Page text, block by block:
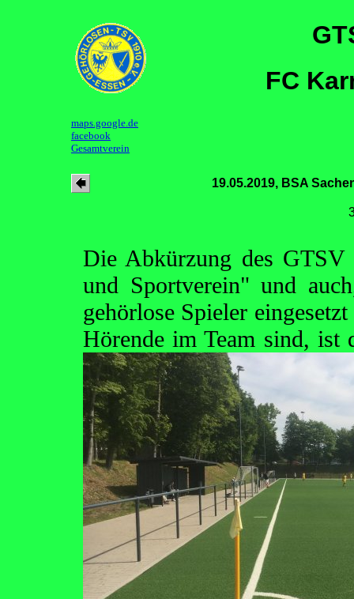
FC
maps.google.de
facebook
Gesamtverein
19.05.2019, BSA
Die Abkürzung des GTSV
und Sportverein" und
gehörlose Spieler
Hörende im Team sind,